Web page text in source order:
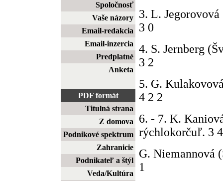
Spoločnosť
Vaše názory
Email-redakcia
Email-inzercia
Predplatné
Anketa
PDF formát
Titulná strana
Z domova
Podnikové spektrum
Zahranicie
Podnikateľ a štýl
Veda/Kultúra
3. L.
3 0
4. S. Jernberg
3 2
5. G.
4 2 2
6. - 7. K.
rýchlokorčuľ. 3
G. Niemannová
1